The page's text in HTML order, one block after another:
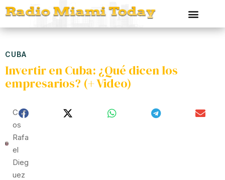
CUBA
Invertir en Cuba: ¿Qué dicen los
empresarios? (+ Video)
Carl
Os
Rafa
El
Dieg
Uez